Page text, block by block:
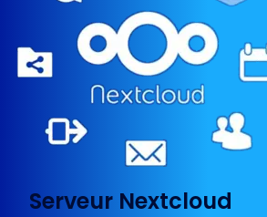
Serveur Nextcloud